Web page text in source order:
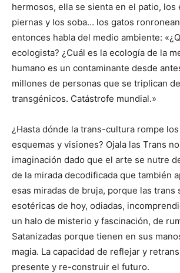
hermosos, ella se sienta en el patio, los
piernas y los soba… los gatos
entonces habla del medio ambiente:
ecologista? ¿Cuál es la ecología de la
humano es un contaminante desde
millones de personas que se triplican
transgénicos. Catástrofe mundial.»
¿Hasta dónde la trans-cultura rompe
esquemas y visiones? Ojala las Trans
imaginación dado que el arte se nutre
de la mirada decodificada que también
esas miradas de bruja, porque las trans
esotéricas de hoy, odiadas,
un halo de misterio y fascinación, de
Satanizadas porque tienen en sus
magia. La capacidad de reflejar y
presente y re-construir el futuro.